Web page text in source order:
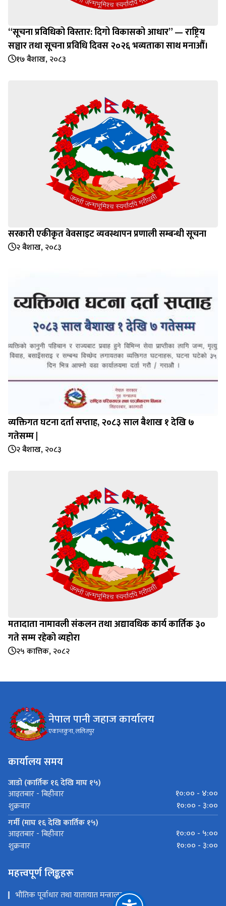
“सूचना प्रविधिको विस्तार: दिगो विकासको आधार” — राष्ट्रिय
सञ्चार तथा सूचना प्रविधि दिवस २०२६ भव्यताका साथ मनाऔँ।
१७ बैशाख, २०८३
सरकारी एकीकृत वेवसाइट व्यवस्थापन प्रणाली सम्बन्धी सूचना
२ बैशाख, २०८३
व्यक्तिगत घटना दर्ता सप्‍ताह, २०८३ साल बैशाख १ देखि ७
गतेसम्म |
२ बैशाख, २०८३
मतादाता नामावली संकलन तथा अद्यावधिक कार्य कार्तिक ३०
गते सम्म रहेको व्यहोरा
२५ कात्तिक, २०८२
नेपाल पानी जहाज कार्यालय
एकान्तकुना, ललितपुर
कार्यालय समय
जाडो (कार्तिक १६ देखि माघ १५)
आइतबार - बिहीवार
१०:०० - ४:००
शुक्रवार
१०:०० - ३:००
गर्मी (माघ १६ देखि कार्तिक १५)
आइतबार - बिहीवार
१०:०० - ५:००
शुक्रवार
१०:०० - ३:००
महत्त्वपूर्ण लिङ्कहरू
भौतिक पूर्वाधार तथा यातायात मन्त्रालय